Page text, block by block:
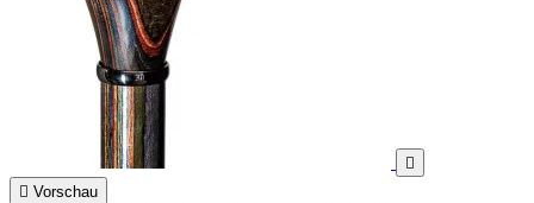

 Vorschau